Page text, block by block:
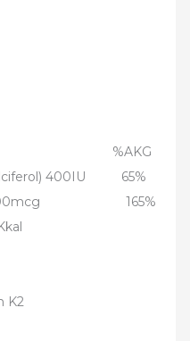
%AKG
400IU 65%
7) 100mcg 165%
K2